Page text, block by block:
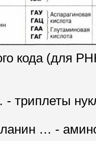
кода (для
… -